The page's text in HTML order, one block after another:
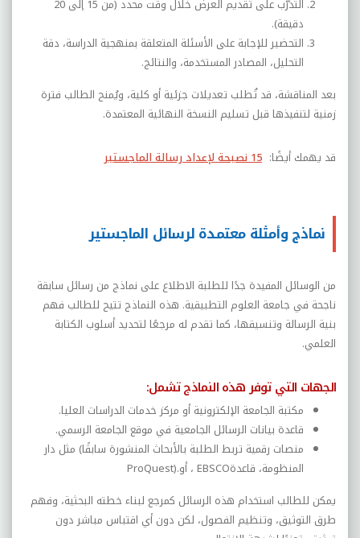
التدرّب على تقديم العرض خلال وقت محدد (من 15 إلى 20
دقيقة).
التحضير للإجابة على الأسئلة المتعلقة بمنهجية الدراسة، دقة
التحليل، المصادر المستخدمة، والنتائج.
بعد المناقشة، قد تُطلب تعديلات جزئية أو كلية، ويُمنح الطالب فترة
زمنية لتنفيذها قبل تسليم النسخة النهائية المعتمدة.
قد يهمك أيضًا: 15 نصيحة لإعداد رسالة الماجستير
نماذج وأمثلة معتمدة لرسائل الماجستير
من الوسائل المفيدة جدًا للطلبة الاطلاع على نماذج من رسائل سابقة
ناجحة في جامعة العلوم التطبيقية. هذه النماذج تتيح للطالب فهم
بنية الرسالة وتنسيقها، كما تقدم له مرجعًا لتحديد أسلوب الكتابة
العلمي.
الجهات التي توفر هذه النماذج تشمل:
مكتبة الجامعة الإلكترونية أو مركز خدمات الدراسات العليا.
قاعدة بيانات الرسائل الجامعية في موقع الجامعة الرسمي.
منصات رقمية تربط الطلبة بالأبحاث المنشورة سابقًا( مثل دار
المنظومة، قاعدةEBSCO ، أوProQuest).
يمكن للطالب استخدام هذه الرسائل كمرجع لبناء خطته البحثية، وفهم
طرق التوثيق، وتنظيم الفصول، لكن دون أي اقتباس مباشر دون